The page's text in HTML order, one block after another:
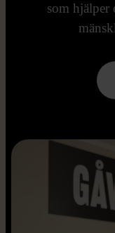
som hjälper